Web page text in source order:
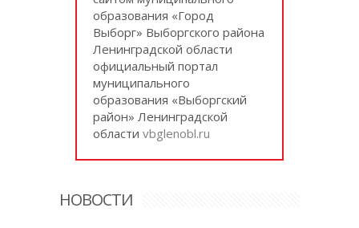
образования «Город
Выборг» Выборгского района
Ленинградской области
официальный портал
муниципального
образования «Выборгский
район» Ленинградской
области vbglenobl.ru
НОВОСТИ